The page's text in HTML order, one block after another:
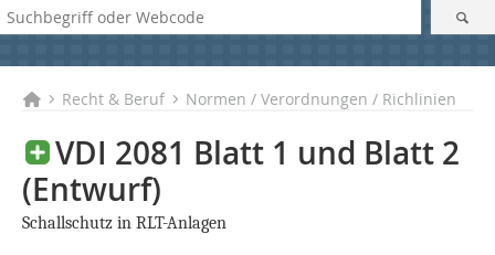
Recht & Beruf Normen / Verordnungen / Richlinien
VDI 2081 Blatt 1 und Blatt 2
(Entwurf)
Schallschutz in RLT-Anlagen